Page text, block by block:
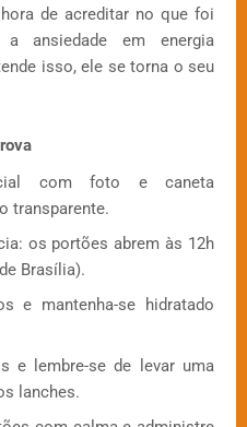
de acreditar no que foi
ansiedade em energia
isso, ele se torna o seu
com foto e caneta
transparente.
os portões abrem às 12h
Brasília).
e mantenha-se hidratado
e lembre-se de levar uma
lanches.